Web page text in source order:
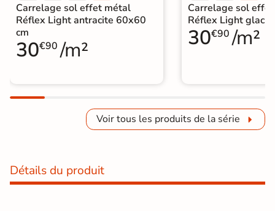
Carrelage sol effet métal
Réflex Light antracite 60x60
cm
30€90 /m²
Carrelage sol
Réflex Light
30€90 /m²
Voir tous les produits de la série
Détails du produit